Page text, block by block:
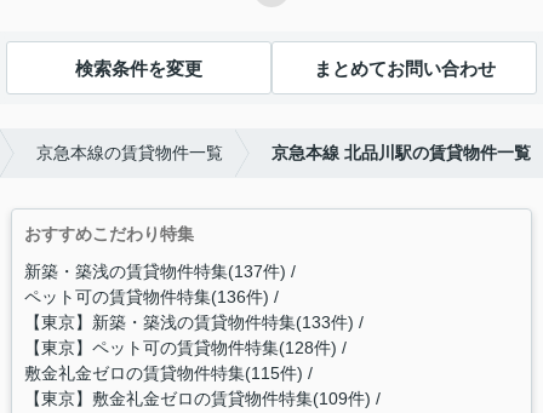
検索条件を変更 まとめてお問い合わせ
京急本線の賃貸物件一覧 京急本線 北品川駅の賃貸物件一覧
おすすめこだわり特集
新築・築浅の賃貸物件特集(137件)
ペット可の賃貸物件特集(136件)
【東京】新築・築浅の賃貸物件特集(133件)
【東京】ペット可の賃貸物件特集(128件)
敷金礼金ゼロの賃貸物件特集(115件)
【東京】敷金礼金ゼロの賃貸物件特集(109件)